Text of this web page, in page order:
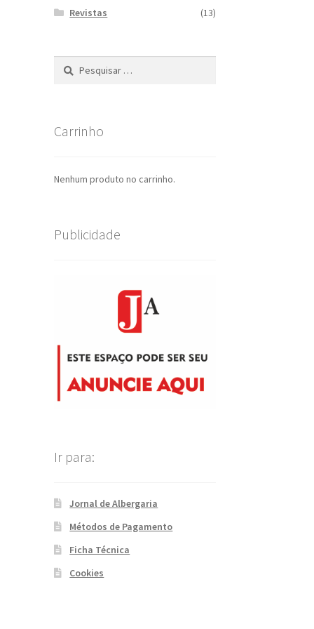
Revistas
(13)
Pesquisar
Carrinho
Nenhum produto no carrinho.
Publicidade
Ir para:
Jornal de Albergaria
Métodos de Pagamento
Ficha Técnica
Cookies